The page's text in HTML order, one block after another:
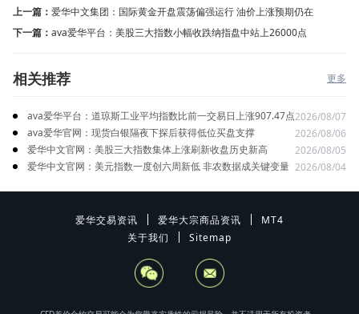
上一篇： 爱华中文集团：国际黄金开盘震荡偏强运行 油价上涨预期仍在
下一篇： ava爱华平台：美股三大指数小幅收跌纳指盘中站上26000点
相关推荐 更多
ava爱华平台：道琼斯工业平均指数比前一交易日上涨907.47点2026/08/07
ava爱华官网：现货白银隔夜下探后获得低位买盘支撑
2026/08/06
爱华中文官网：美股三大指数集体上涨刷新收盘历史新高
2026/08/05
爱华中文官网：美元指数一度创六周新低 非农数据成关键变量 2026/08/04
爱华交易资讯 爱华大宗商品资讯
MT4
关于我们
Sitemap